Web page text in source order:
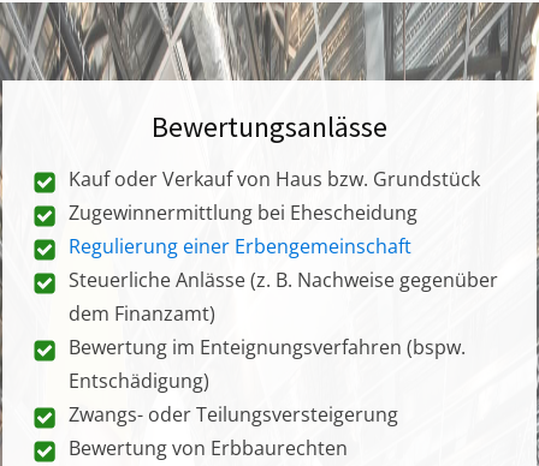
Bewertungsanlässe
Kauf oder Verkauf von Haus bzw. Grundstück
Zugewinnermittlung bei Ehescheidung
Regulierung einer Erbengemeinschaft
Steuerliche Anlässe (z. B. Nachweise gegenüber
dem Finanzamt)
Bewertung im Enteignungsverfahren (bspw.
Entschädigung)
Zwangs- oder Teilungsversteigerung
Bewertung von Erbbaurechten